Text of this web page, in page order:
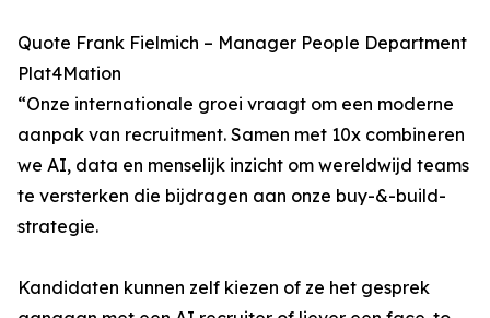
Quote Frank Fielmich – Manager People Department
Plat4Mation
“Onze internationale groei vraagt om een moderne
aanpak van recruitment. Samen met 10x combineren
we AI, data en menselijk inzicht om wereldwijd teams
te versterken die bijdragen aan onze buy-&-build-
strategie.
Kandidaten kunnen zelf kiezen of ze het gesprek